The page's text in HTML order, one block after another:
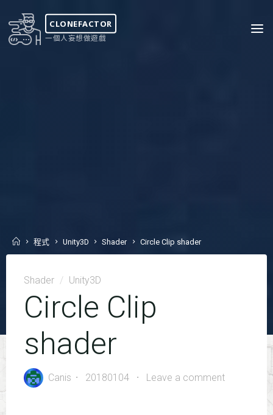
content
CLONEFACTOR
一個人妄想做遊戲
Home
程式 Unity3D Shader Circle Clip shader
Shader / Unity3D
Circle Clip
shader
Canis 20180104 Leave a comment